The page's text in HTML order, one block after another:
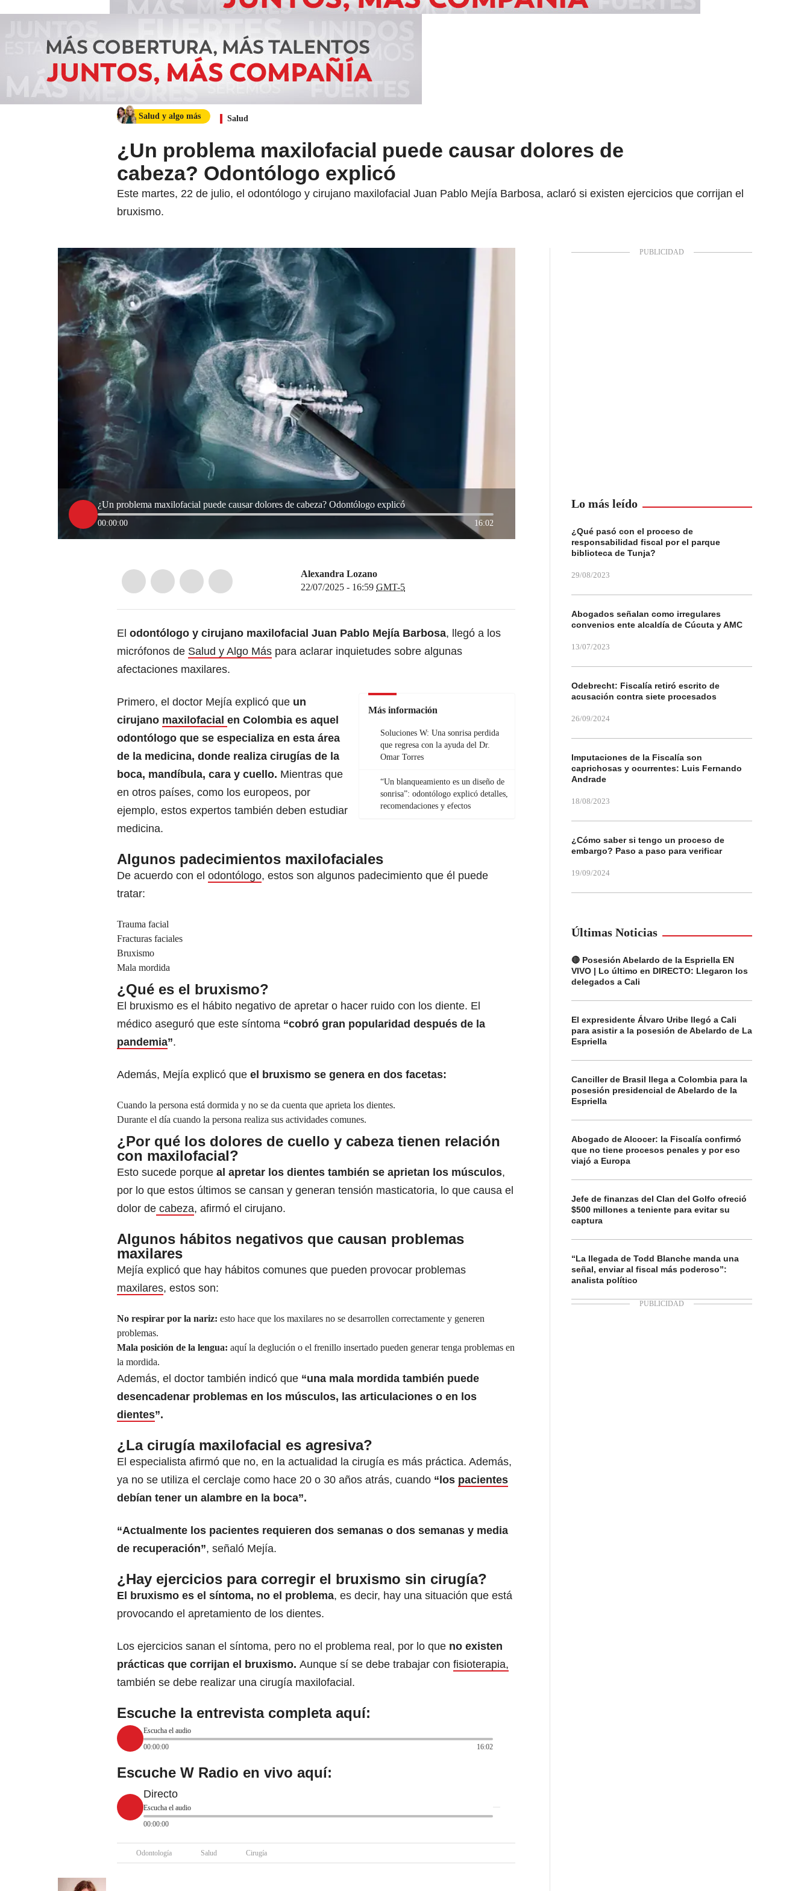
Salud y algo más Salud
¿Un problema maxilofacial puede causar dolores de
cabeza? Odontólogo explicó
Este martes, 22 de julio, el odontólogo y cirujano maxilofacial Juan Pablo Mejía Barbosa, aclaró si existen ejercicios que corrijan el
bruxismo.
¿Un problema maxilofacial puede causar dolores de cabeza? Odontólogo explicó
00:00:00 16:02
Alexandra Lozano
22/07/2025 - 16:59 GMT-5
El odontólogo y cirujano maxilofacial Juan Pablo Mejía Barbosa, llegó a los
micrófonos de Salud y Algo Más para aclarar inquietudes sobre algunas
afectaciones maxilares.
Más información
Soluciones W: Una sonrisa perdida
que regresa con la ayuda del Dr.
Omar Torres
“Un blanqueamiento es un diseño de
sonrisa”: odontólogo explicó detalles,
recomendaciones y efectos
Primero, el doctor Mejía explicó que un
cirujano maxilofacial en Colombia es aquel
odontólogo que se especializa en esta área
de la medicina, donde realiza cirugías de la
boca, mandíbula, cara y cuello. Mientras que
en otros países, como los europeos, por
ejemplo, estos expertos también deben estudiar
medicina.
Algunos padecimientos maxilofaciales
De acuerdo con el odontólogo, estos son algunos padecimiento que él puede
tratar:
Trauma facial
Fracturas faciales
Bruxismo
Mala mordida
¿Qué es el bruxismo?
El bruxismo es el hábito negativo de apretar o hacer ruido con los diente. El
médico aseguró que este síntoma “cobró gran popularidad después de la
pandemia”.
Además, Mejía explicó que el bruxismo se genera en dos facetas:
Cuando la persona está dormida y no se da cuenta que aprieta los dientes.
Durante el día cuando la persona realiza sus actividades comunes.
¿Por qué los dolores de cuello y cabeza tienen relación
con maxilofacial?
Esto sucede porque al apretar los dientes también se aprietan los músculos,
por lo que estos últimos se cansan y generan tensión masticatoria, lo que causa el
dolor de cabeza, afirmó el cirujano.
Algunos hábitos negativos que causan problemas
maxilares
Mejía explicó que hay hábitos comunes que pueden provocar problemas
maxilares, estos son:
No respirar por la nariz: esto hace que los maxilares no se desarrollen correctamente y generen
problemas.
Mala posición de la lengua: aquí la deglución o el frenillo insertado pueden generar tenga problemas en
la mordida.
Además, el doctor también indicó que “una mala mordida también puede
desencadenar problemas en los músculos, las articulaciones o en los
dientes”.
¿La cirugía maxilofacial es agresiva?
El especialista afirmó que no, en la actualidad la cirugía es más práctica. Además,
ya no se utiliza el cerclaje como hace 20 o 30 años atrás, cuando “los pacientes
debían tener un alambre en la boca”.
“Actualmente los pacientes requieren dos semanas o dos semanas y media
de recuperación”, señaló Mejía.
¿Hay ejercicios para corregir el bruxismo sin cirugía?
El bruxismo es el síntoma, no el problema, es decir, hay una situación que está
provocando el apretamiento de los dientes.
Los ejercicios sanan el síntoma, pero no el problema real, por lo que no existen
prácticas que corrijan el bruxismo. Aunque sí se debe trabajar con fisioterapia,
también se debe realizar una cirugía maxilofacial.
Escuche la entrevista completa aquí:
Escucha el audio
00:00:00
16:02
Escuche W Radio en vivo aquí:
Directo
Escucha el audio
00:00:00
Odontología Salud Cirugía
Lo más leído
¿Qué pasó con el proceso de
responsabilidad fiscal por el parque
biblioteca de Tunja?
29/08/2023
Abogados señalan como irregulares
convenios ente alcaldía de Cúcuta y AMC
13/07/2023
Odebrecht: Fiscalía retiró escrito de
acusación contra siete procesados
26/09/2024
Imputaciones de la Fiscalía son
caprichosas y ocurrentes: Luis Fernando
Andrade
18/08/2023
¿Cómo saber si tengo un proceso de
embargo? Paso a paso para verificar
19/09/2024
Últimas Noticias
🔴 Posesión Abelardo de la Espriella EN
VIVO | Lo último en DIRECTO: Llegaron los
delegados a Cali
El expresidente Álvaro Uribe llegó a Cali
para asistir a la posesión de Abelardo de La
Espriella
Canciller de Brasil llega a Colombia para la
posesión presidencial de Abelardo de la
Espriella
Abogado de Alcocer: la Fiscalía confirmó
que no tiene procesos penales y por eso
viajó a Europa
Jefe de finanzas del Clan del Golfo ofreció
$500 millones a teniente para evitar su
captura
“La llegada de Todd Blanche manda una
señal, enviar al fiscal más poderoso”:
analista político